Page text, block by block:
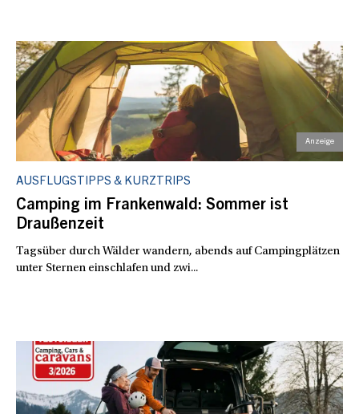
AUSFLUGSTIPPS & KURZTRIPS
Camping im Frankenwald: Sommer ist
Draußenzeit
Tagsüber durch Wälder wandern, abends auf Campingplätzen
unter Sternen einschlafen und zwi...